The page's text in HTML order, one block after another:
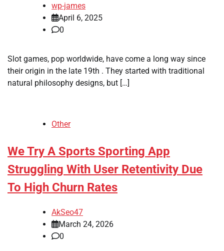
wp-james
April 6, 2025
0
Slot games, pop worldwide, have come a long way since
their origin in the late 19th . They started with traditional
natural philosophy designs, but […]
Other
We Try A Sports Sporting App
Struggling With User Retentivity Due
To High Churn Rates
AkSeo47
March 24, 2026
0